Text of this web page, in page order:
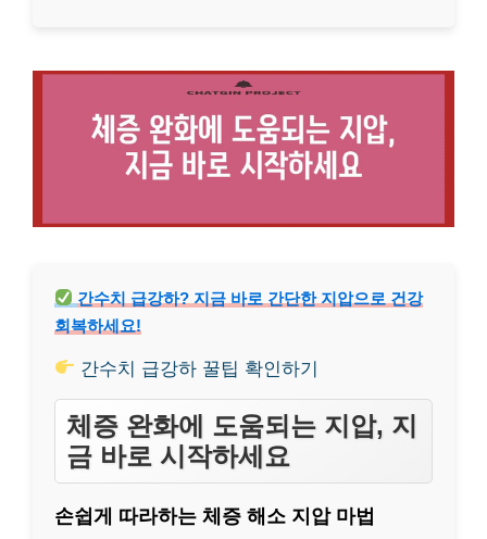
간수치 급강하? 지금 바로 간단한 지압으로 건강
회복하세요!
간수치 급강하 꿀팁 확인하기
체증 완화에 도움되는 지압, 지
금 바로 시작하세요
손쉽게 따라하는 체증 해소 지압 마법